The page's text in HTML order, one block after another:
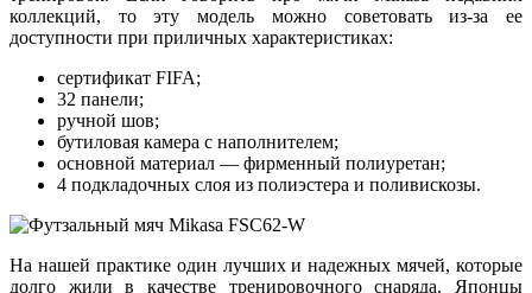
коллекций, то эту модель можно советовать из-за ее
доступности при приличных характеристиках:
сертификат FIFA;
32 панели;
ручной шов;
бутиловая камера с наполнителем;
основной материал — фирменный полиуретан;
4 подкладочных слоя из полиэстера и поливискозы.
На нашей практике один лучших и надежных мячей, которые
долго жили в качестве тренировочного снаряда. Японцы